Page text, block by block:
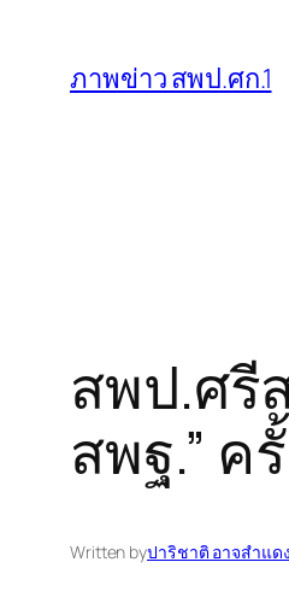
ภาพข่าว สพป.ศก.1
สพป.ศรี
สพฐ.”
Written byปาริชาติ อาจสำแดง